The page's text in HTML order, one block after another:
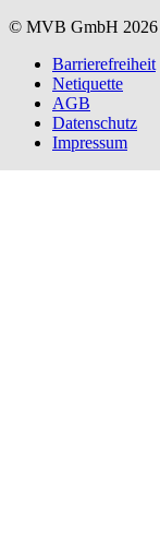
© MVB GmbH 2026
Barrierefreiheit
Netiquette
AGB
Datenschutz
Impressum